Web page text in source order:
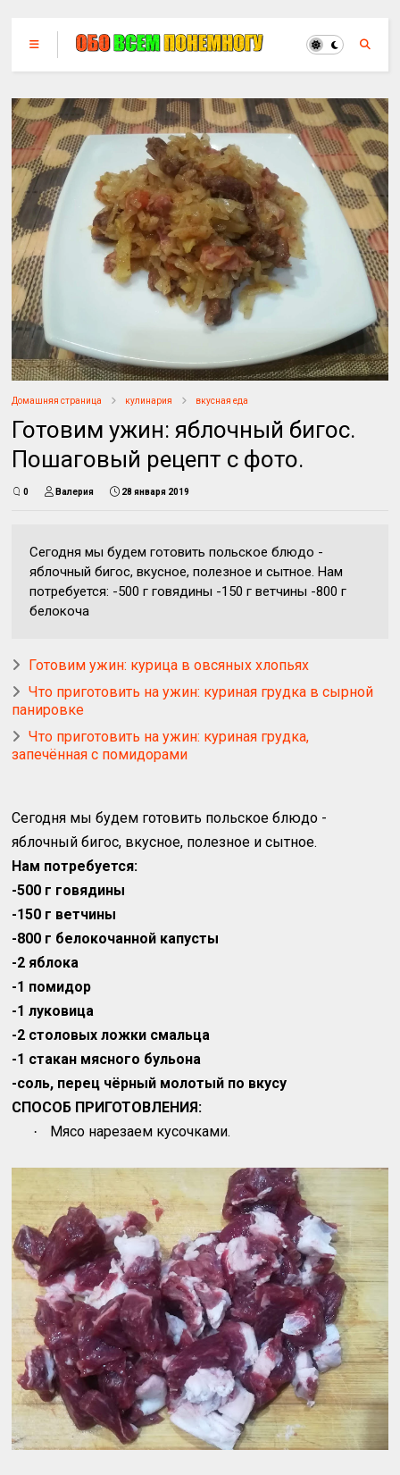
Домашняя страница кулинария вкусная еда
Готовим ужин: яблочный бигос.
Пошаговый рецепт с фото.
0 Валерия 28 января 2019
Сегодня мы будем готовить польское блюдо -
яблочный бигос, вкусное, полезное и сытное. Нам
потребуется: -500 г говядины -150 г ветчины -800 г
белокоча
Готовим ужин: курица в овсяных хлопьях
Что приготовить на ужин: куриная грудка в сырной
панировке
Что приготовить на ужин: куриная грудка,
запечённая с помидорами
Сегодня мы будем готовить польское блюдо -
яблочный бигос, вкусное, полезное и сытное.
Нам потребуется:
-500 г говядины
-150 г ветчины
-800 г белокочанной капусты
-2 яблока
-1 помидор
-1 луковица
-2 столовых ложки смальца
-1 стакан мясного бульона
-соль, перец чёрный молотый по вкусу
СПОСОБ ПРИГОТОВЛЕНИЯ:
· Мясо нарезаем кусочками.